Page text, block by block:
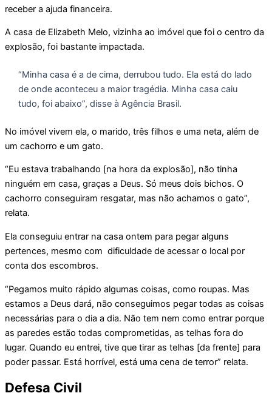
receber a ajuda financeira.
A casa de Elizabeth Melo, vizinha ao imóvel que foi o centro da
explosão, foi bastante impactada.
“Minha casa é a de cima, derrubou tudo. Ela está do lado
de onde aconteceu a maior tragédia. Minha casa caiu
tudo, foi abaixo”, disse à Agência Brasil.
No imóvel vivem ela, o marido, três filhos e uma neta, além de
um cachorro e um gato.
“Eu estava trabalhando [na hora da explosão], não tinha
ninguém em casa, graças a Deus. Só meus dois bichos. O
cachorro conseguiram resgatar, mas não achamos o gato”,
relata.
Ela conseguiu entrar na casa ontem para pegar alguns
pertences, mesmo com dificuldade de acessar o local por
conta dos escombros.
“Pegamos muito rápido algumas coisas, como roupas. Mas
estamos a Deus dará, não conseguimos pegar todas as coisas
necessárias para o dia a dia. Não tem nem como entrar porque
as paredes estão todas comprometidas, as telhas fora do
lugar. Quando eu entrei, tive que tirar as telhas [da frente] para
poder passar. Está horrível, está uma cena de terror” relata.
Defesa Civil